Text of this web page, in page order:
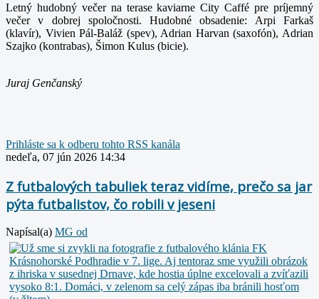
Letný hudobný večer na terase kaviarne City Caffé pre príjemný
večer v dobrej spoločnosti. Hudobné obsadenie: Arpi Farkaš
(klavír), Vivien Pál-Baláž (spev), Adrian Harvan (saxofón), Adrian
Szajko (kontrabas), Šimon Kulus (bicie).
Juraj Genčanský
Prihláste sa k odberu tohto RSS kanála
nedeľa, 07 jún 2026 14:34
Z futbalových tabuliek teraz vidíme, prečo sa jar
pýta futbalistov, čo robili v jeseni
Napísal(a) MG od